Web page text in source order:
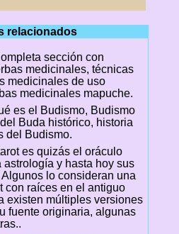
relacionados
sección con
medicinales, técnicas
medicinales de uso
medicinales mapuche.
es el Budismo, Budismo
Buda histórico, historia
del Budismo.
es quizás el oráculo
y hasta hoy sus
lo consideran una
con raíces en el antiguo
existen múltiples versiones
fuente originaria, algunas